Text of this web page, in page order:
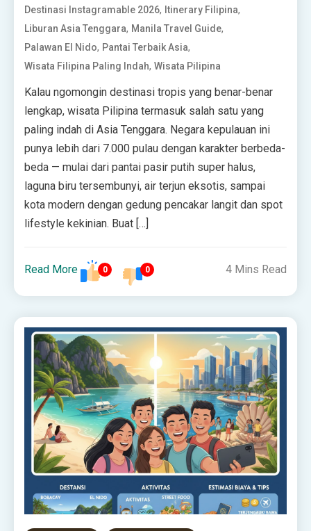
Destinasi Instagramable 2026, Itinerary Filipina,
Liburan Asia Tenggara, Manila Travel Guide,
Palawan El Nido, Pantai Terbaik Asia,
Wisata Filipina Paling Indah,Wisata Pilipina
Kalau ngomongin destinasi tropis yang benar-benar
lengkap, wisata Pilipina termasuk salah satu yang
paling indah di Asia Tenggara. Negara kepulauan ini
punya lebih dari 7.000 pulau dengan karakter berbeda-
beda — mulai dari pantai pasir putih super halus,
laguna biru tersembunyi, air terjun eksotis, sampai
kota modern dengan gedung pencakar langit dan spot
lifestyle kekinian. Buat […]
Read More 0 0 4 Mins Read